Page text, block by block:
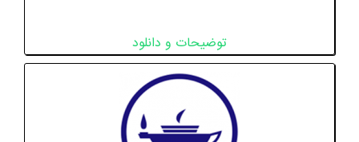
توضیحات و دانلود